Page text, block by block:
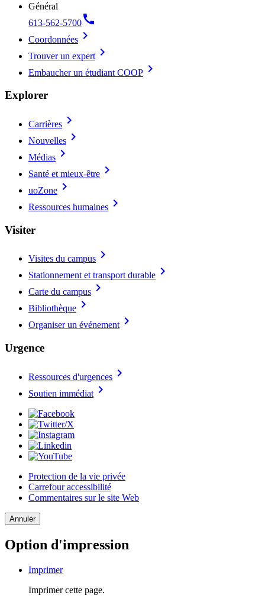
Général
613-562-5700call
Coordonnées chevron_right
Trouver un expert chevron_right
Embaucher un étudiant COOP chevron_right
Explorer
Carrières chevron_right
Nouvelles chevron_right
Médias chevron_right
Santé et mieux-être chevron_right
uoZone chevron_right
Ressources humaines chevron_right
Visiter
Visites du campus chevron_right
Stationnement et transport durable chevron_right
Carte du campus chevron_right
Bibliothèque chevron_right
Organiser un événement chevron_right
Urgence
Ressources d'urgences chevron_right
Soutien immédiat chevron_right
Protection de la vie privée
Carrefour accessibilité
Commentaires sur le site Web
Annuler
Option d'impression
Imprimer
Imprimer cette page.